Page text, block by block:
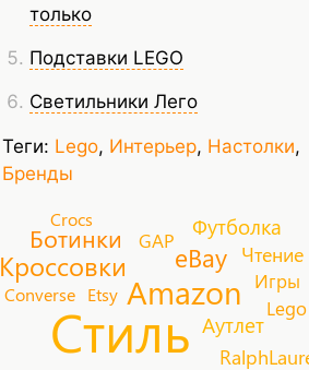
только
Подставки LEGO
Светильники Лего
Теги: Lego, Интерьер, Настолки,
Бренды
Стиль
Amazon
Кроссовки eBay
Ботинки Футболка
Аутлет
Чтение
Игры
GAP
Lego
Etsy
Converse
Crocs